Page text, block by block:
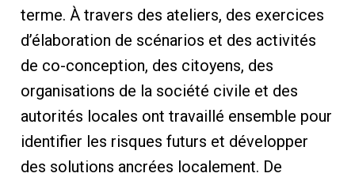
terme. À travers des ateliers, des exercices
d’élaboration de scénarios et des activités
de co-conception, des citoyens, des
organisations de la société civile et des
autorités locales ont travaillé ensemble pour
identifier les risques futurs et développer
des solutions ancrées localement. De